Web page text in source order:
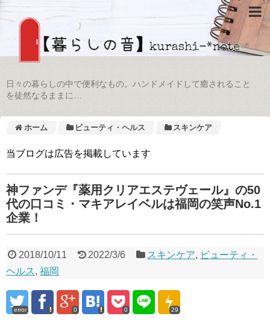
日々の暮らしの中で便利なもの。ハンドメイドして癒されること
を徒然なるままに…
ホーム ビューティ・ヘルス スキンケア
当ブログは広告を掲載しています
神ファンデ『薬用クリアエステヴェール』の50
代の口コミ・マキアレイベルは福岡の笑声No.1
企業！
2018/10/11 2022/3/6 スキンケア, ビューティ・
ヘルス, 福岡
error 0 0 29